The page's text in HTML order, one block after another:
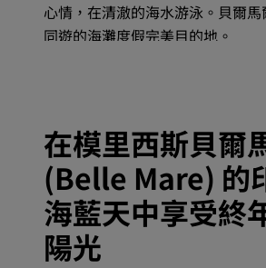
心情，在清澈的海水游泳。貝爾馬
同遊的海灘度假完美目的地。
在模里西斯貝爾
(Belle Mare) 的
海藍天中享受終
陽光